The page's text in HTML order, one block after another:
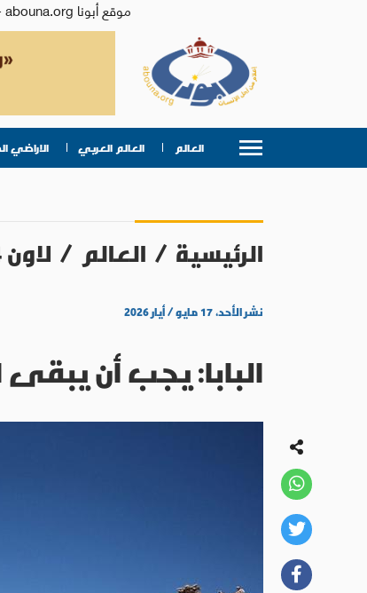
موقع أبونا abouna.org - إعلام من أجل الإنسان | يصدر عن المركز الكاثوليكي للدراسات والإعلام في الأردن - رئيس التحرير: الأب د.رفعت بدر
العالم العالم العربي الاراضي
الرئيسية / العالم / لاون 14
نشر الأحد، ١٧ مايو / أيار ٢٠٢٦
البابا: يجب أن